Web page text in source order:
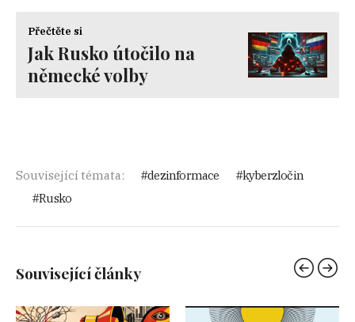
Přečtěte si
Jak Rusko útočilo na
německé volby
Související témata: dezinformace
kyberzločin
Rusko
Související články